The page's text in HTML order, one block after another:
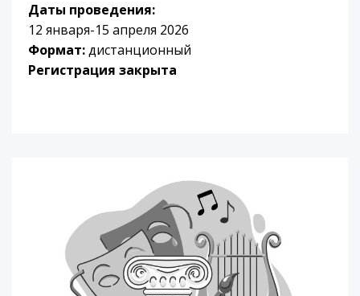
Даты проведения:
12 января-15 апреля 2026
Формат:дистанционный
Регистрация закрыта